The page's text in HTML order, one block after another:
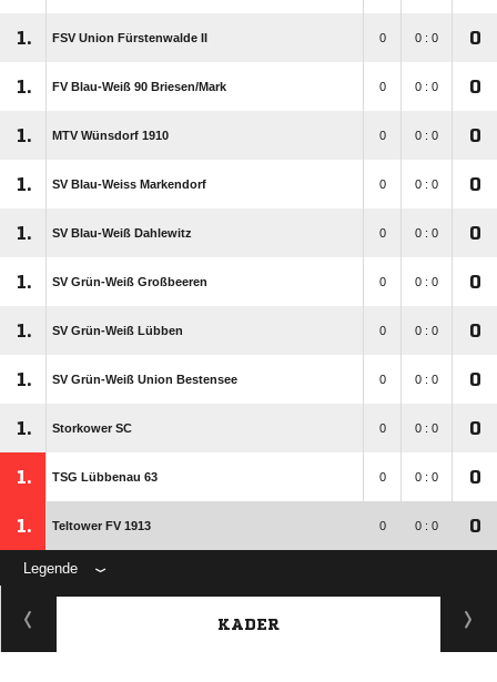
1. FSV Union Fürstenwalde II 0 0 : 0 0
1. FV Blau-Weiß 90 Briesen/​Mark 0 0 : 0 0
1. MTV Wünsdorf 1910 0 0 : 0 0
1. SV Blau-Weiss Markendorf 0 0 : 0 0
1. SV Blau-Weiß Dahlewitz 0 0 : 0 0
1. SV Grün-Weiß Großbeeren 0 0 : 0 0
1. SV Grün-Weiß Lübben 0 0 : 0 0
1. SV Grün-Weiß Union Bestensee 0 0 : 0 0
1. Storkower SC 0 0 : 0 0
1. TSG Lübbenau 63 0 0 : 0 0
1. Teltower FV 1913 0 0 : 0 0
Legende
KADER